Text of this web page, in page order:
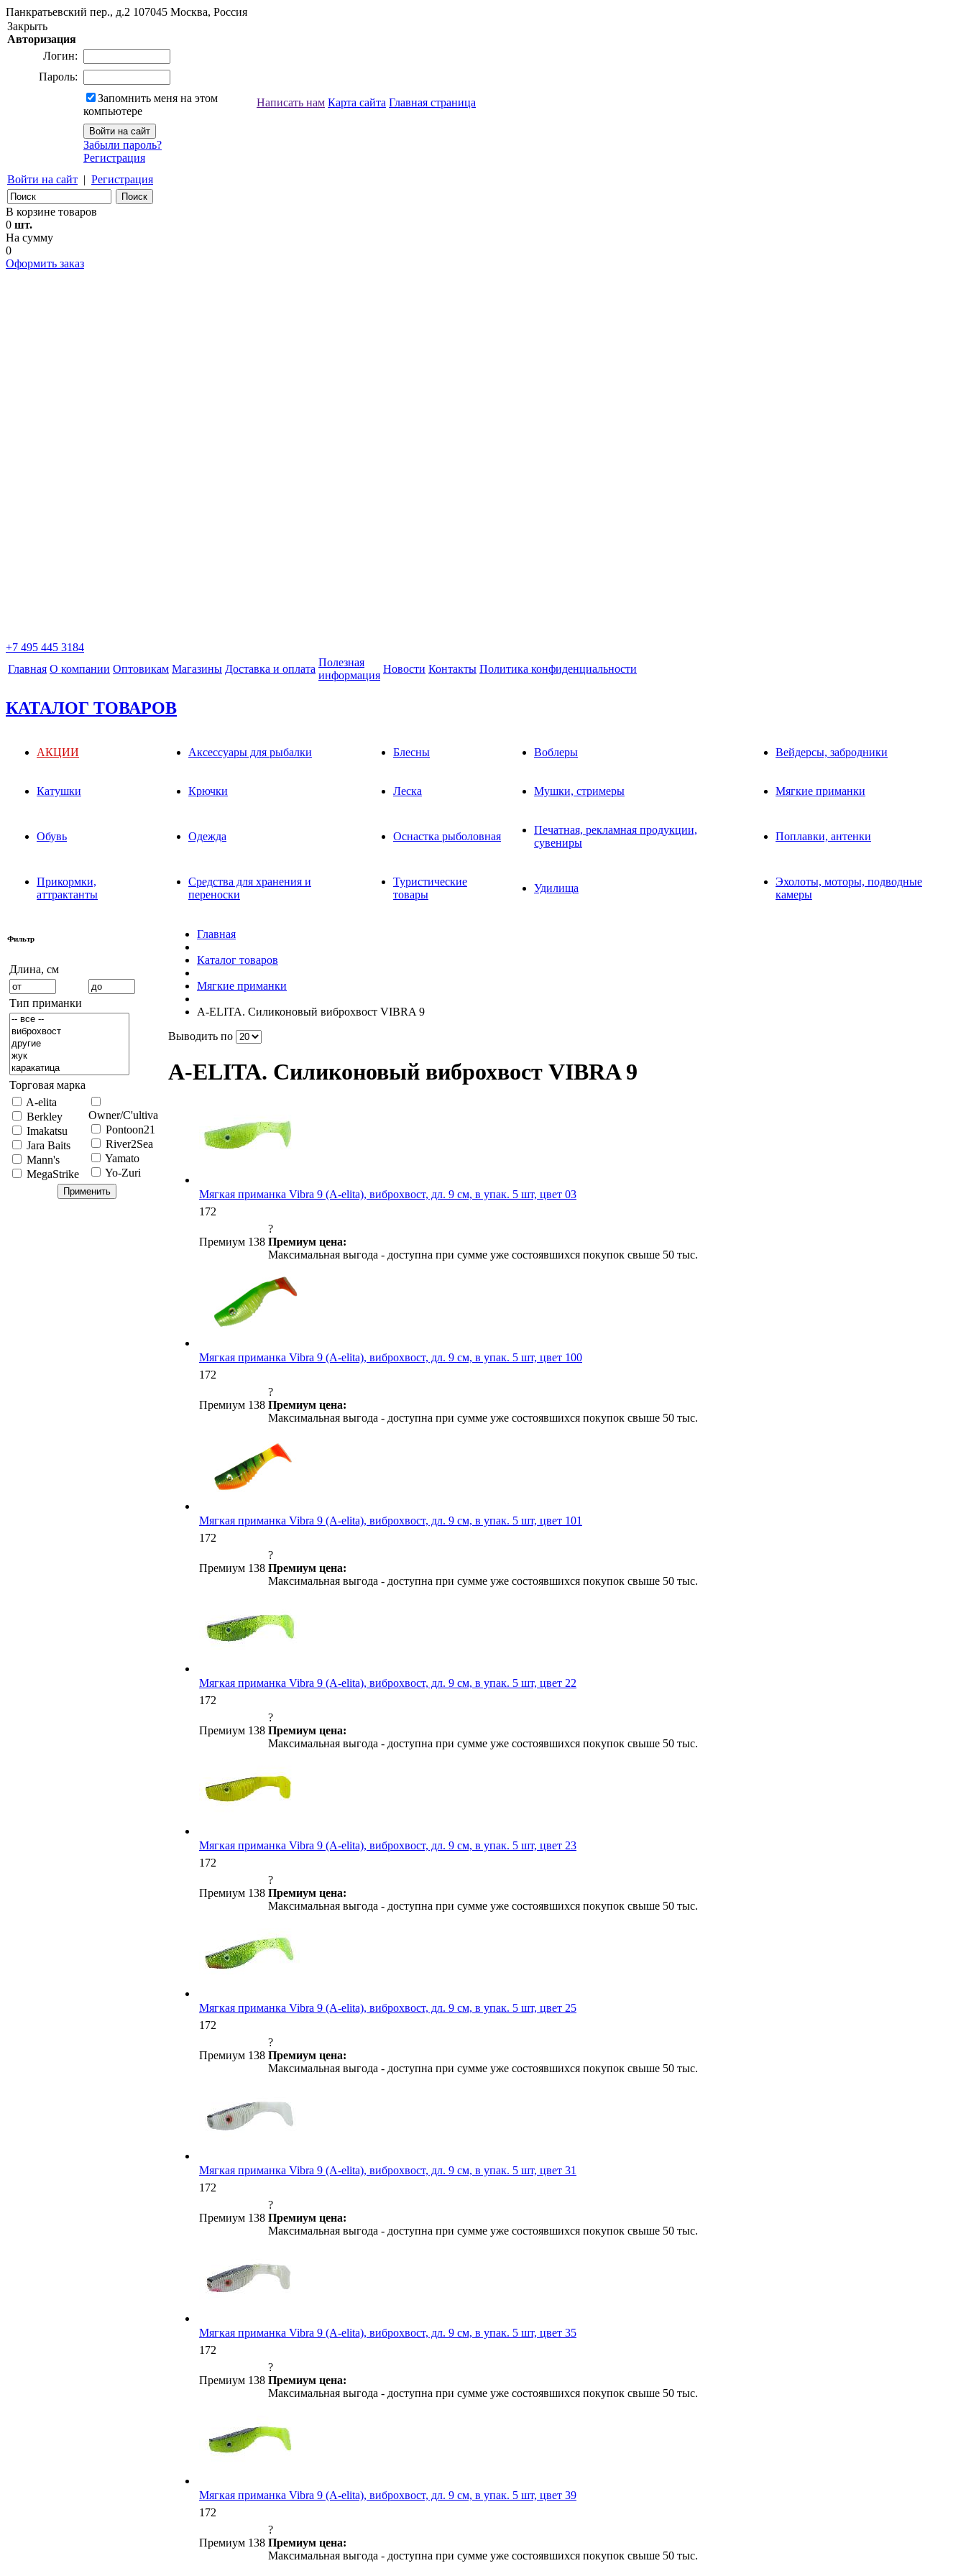
Панкратьевский пер., д.2 107045 Москва, Россия
Закрыть
Авторизация
Логин:
Пароль:
Запомнить меня на этом
компьютере
Забыли пароль?
Регистрация
Войти на сайт | Регистрация
Написать нам Карта сайта Главная страница
В корзине товаров
0 шт.
На сумму
0
Оформить заказ
+7 495 445 3184
Главная О компании Оптовикам Магазины Доставка и оплата
Полезная
информация
Новости Контакты Политика конфиденциальности
КАТАЛОГ ТОВАРОВ
АКЦИИ Аксессуары для рыбалки Блесны Воблеры Вейдерсы, забродники
Катушки Крючки Леска Мушки, стримеры Мягкие приманки
Обувь Одежда Оснастка рыболовная
Печатная, рекламная продукции,
сувениры
Поплавки, антенки
Прикормки,
аттрактанты
Средства для хранения и
переноски
Туристические
товары
Удилища
Эхолоты, моторы, подводные
камеры
Фильтр
Длина, см
Тип приманки
Торговая марка
A-elita
Berkley
Imakatsu
Jara Baits
Mann's
MegaStrike
Owner/C'ultiva
Pontoon21
River2Sea
Yamato
Yo-Zuri
Главная
Каталог товаров
Мягкие приманки
A-ELITA. Силиконовый виброхвост VIBRA 9
Выводить по
A-ELITA. Силиконовый виброхвост VIBRA 9
Мягкая приманка Vibra 9 (A-elita), виброхвост, дл. 9 см, в упак. 5 шт, цвет 03
172
Премиум 138
?
Премиум цена:
Максимальная выгода - доступна при сумме уже состоявшихся покупок свыше 50 тыс.
Мягкая приманка Vibra 9 (A-elita), виброхвост, дл. 9 см, в упак. 5 шт, цвет 100
172
Премиум 138
?
Премиум цена:
Максимальная выгода - доступна при сумме уже состоявшихся покупок свыше 50 тыс.
Мягкая приманка Vibra 9 (A-elita), виброхвост, дл. 9 см, в упак. 5 шт, цвет 101
172
Премиум 138
?
Премиум цена:
Максимальная выгода - доступна при сумме уже состоявшихся покупок свыше 50 тыс.
Мягкая приманка Vibra 9 (A-elita), виброхвост, дл. 9 см, в упак. 5 шт, цвет 22
172
Премиум 138
?
Премиум цена:
Максимальная выгода - доступна при сумме уже состоявшихся покупок свыше 50 тыс.
Мягкая приманка Vibra 9 (A-elita), виброхвост, дл. 9 см, в упак. 5 шт, цвет 23
172
Премиум 138
?
Премиум цена:
Максимальная выгода - доступна при сумме уже состоявшихся покупок свыше 50 тыс.
Мягкая приманка Vibra 9 (A-elita), виброхвост, дл. 9 см, в упак. 5 шт, цвет 25
172
Премиум 138
?
Премиум цена:
Максимальная выгода - доступна при сумме уже состоявшихся покупок свыше 50 тыс.
Мягкая приманка Vibra 9 (A-elita), виброхвост, дл. 9 см, в упак. 5 шт, цвет 31
172
Премиум 138
?
Премиум цена:
Максимальная выгода - доступна при сумме уже состоявшихся покупок свыше 50 тыс.
Мягкая приманка Vibra 9 (A-elita), виброхвост, дл. 9 см, в упак. 5 шт, цвет 35
172
Премиум 138
?
Премиум цена:
Максимальная выгода - доступна при сумме уже состоявшихся покупок свыше 50 тыс.
Мягкая приманка Vibra 9 (A-elita), виброхвост, дл. 9 см, в упак. 5 шт, цвет 39
172
Премиум 138
?
Премиум цена:
Максимальная выгода - доступна при сумме уже состоявшихся покупок свыше 50 тыс.